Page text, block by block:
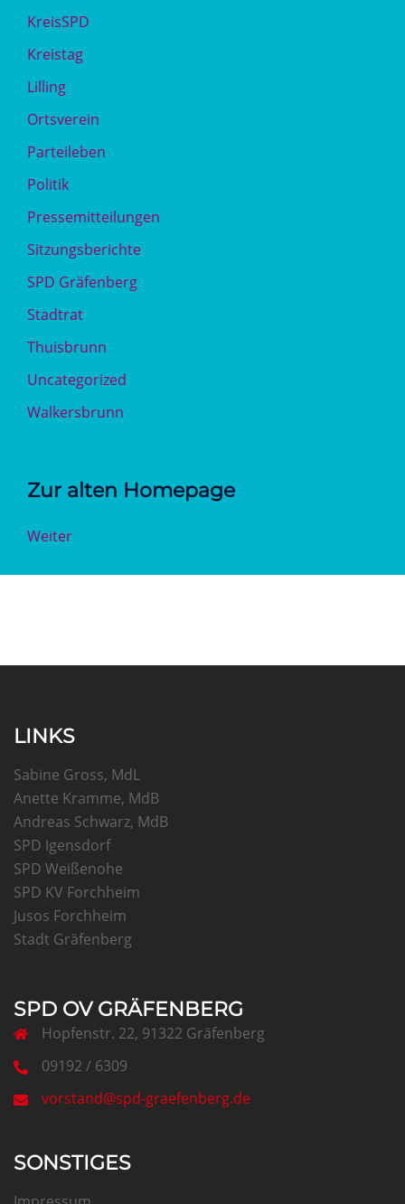
KreisSPD
Kreistag
Lilling
Ortsverein
Parteileben
Politik
Pressemitteilungen
Sitzungsberichte
SPD Gräfenberg
Stadtrat
Thuisbrunn
Uncategorized
Walkersbrunn
Zur alten Homepage
Weiter
LINKS
Sabine Gross, MdL
Anette Kramme, MdB
Andreas Schwarz, MdB
SPD Igensdorf
SPD Weißenohe
SPD KV Forchheim
Jusos Forchheim
Stadt Gräfenberg
SPD OV GRÄFENBERG
Hopfenstr. 22, 91322 Gräfenberg
09192 / 6309
vorstand@spd-graefenberg.de
SONSTIGES